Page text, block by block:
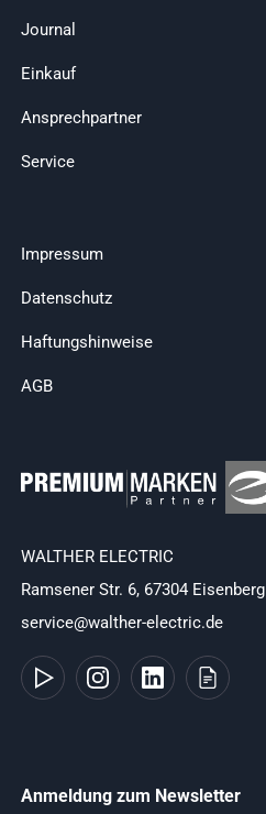
Journal
Einkauf
Ansprechpartner
Service
Impressum
Datenschutz
Haftungshinweise
AGB
WALTHER ELECTRIC
Ramsener Str. 6, 67304 Eisenberg
service@walther-electric.de
Anmeldung zum Newsletter